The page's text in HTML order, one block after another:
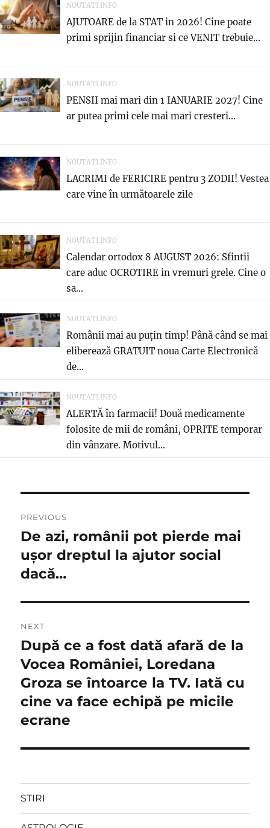
NOUTATI.INFO
AJUTOARE de la STAT in 2026! Cine poate
primi sprijin financiar si ce VENIT trebuie...
NOUTATI.INFO
PENSII mai mari din 1 IANUARIE 2027! Cine
ar putea primi cele mai mari cresteri...
NOUTATI.INFO
LACRIMI de FERICIRE pentru 3 ZODII! Vestea
care vine în următoarele zile
NOUTATI.INFO
Calendar ortodox 8 AUGUST 2026: Sfintii
care aduc OCROTIRE in vremuri grele. Cine o
sa...
NOUTATI.INFO
Românii mai au puțin timp! Până când se mai
eliberează GRATUIT noua Carte Electronică
de...
NOUTATI.INFO
ALERTĂ în farmacii! Două medicamente
folosite de mii de români, OPRITE temporar
din vânzare. Motivul...
în
articole
PREVIOUS
Previous
post:
De azi, românii pot pierde mai
ușor dreptul la ajutor social
dacă…
NEXT
Next
post:
După ce a fost dată afară de la
Vocea României, Loredana
Groza se întoarce la TV. Iată cu
cine va face echipă pe micile
ecrane
STIRI